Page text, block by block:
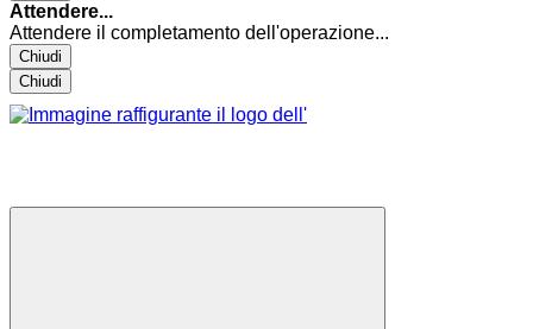
Attendere...
Attendere il completamento dell'operazione...
Chiudi
Chiudi